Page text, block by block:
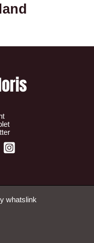
whatslink